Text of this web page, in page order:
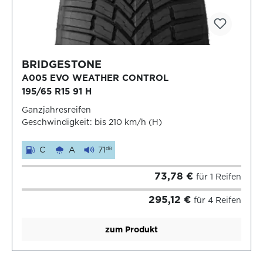
BRIDGESTONE
A005 EVO WEATHER CONTROL
195/65 R15 91 H
Ganzjahresreifen
Geschwindigkeit: bis 210 km/h (H)
C A 71dB
73,78 € für 1 Reifen
295,12 € für 4 Reifen
zum Produkt